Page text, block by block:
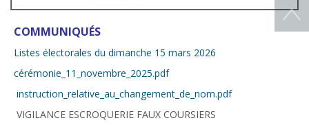
COMMUNIQUÉS
Listes électorales du dimanche 15 mars 2026
cérémonie_11_novembre_2025.pdf
instruction_relative_au_changement_de_nom.pdf
VIGILANCE ESCROQUERIE FAUX COURSIERS